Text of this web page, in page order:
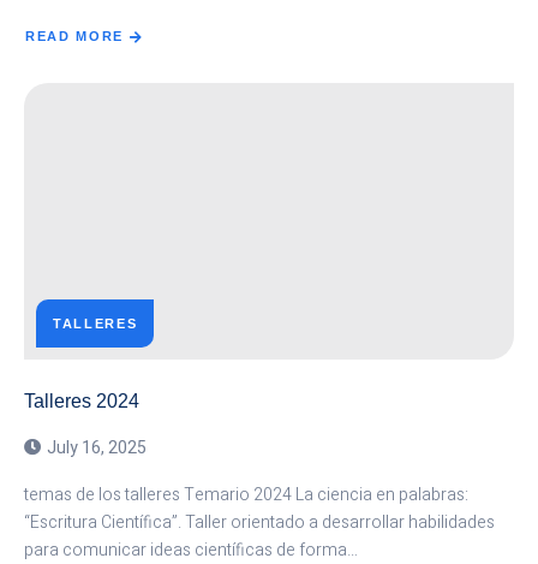
READ MORE
TALLERES
Talleres 2024
July 16, 2025
temas de los talleres Temario 2024 La ciencia en palabras:
“Escritura Científica”. Taller orientado a desarrollar habilidades
para comunicar ideas científicas de forma…